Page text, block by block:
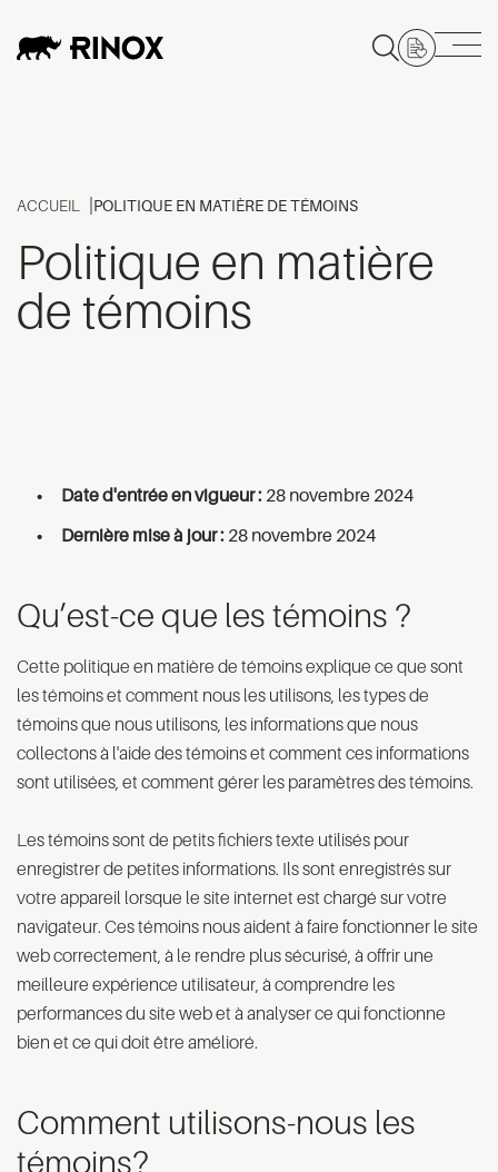
ACCUEIL POLITIQUE EN MATIÈRE DE TÉMOINS
Politique en matière
de témoins
Date d'entrée en vigueur : 28 novembre 2024
Dernière mise à jour : 28 novembre 2024
Qu’est-ce que les témoins ?
Cette politique en matière de témoins explique ce que sont
les témoins et comment nous les utilisons, les types de
témoins que nous utilisons, les informations que nous
collectons à l'aide des témoins et comment ces informations
sont utilisées, et comment gérer les paramètres des témoins.
Les témoins sont de petits fichiers texte utilisés pour
enregistrer de petites informations. Ils sont enregistrés sur
votre appareil lorsque le site internet est chargé sur votre
navigateur. Ces témoins nous aident à faire fonctionner le site
web correctement, à le rendre plus sécurisé, à offrir une
meilleure expérience utilisateur, à comprendre les
performances du site web et à analyser ce qui fonctionne
bien et ce qui doit être amélioré.
Comment utilisons-nous les
témoins?